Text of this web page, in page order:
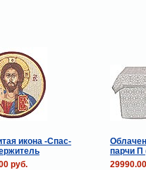
икона -Спас-
парчи П
руб.